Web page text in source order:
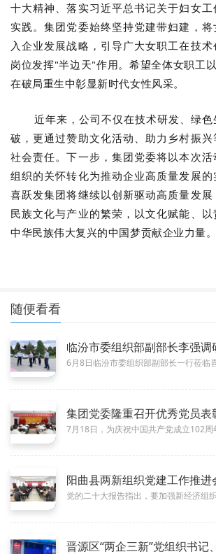
十大精神、落实习近平总书记关于妇女
实践。集团党委始终坚持党建带妇建，
入企业发展战略，引导广大女职工在技
岗位发挥"半边天"作用。希望全体女职工
在破局重生中彰显新时代女性风采。
近年来，公司不仅在技术研发、绿
破，更通过赞助文化活动、助力乡村振
社会责任。下一步，集团党委将以本次
组织的关怀转化为推动企业高质量发展的
喜跃发集团将继续以创新驱动高质量发
民族文化与产业的繁荣，以文化赋能、
中华民族伟大复兴的中国梦贡献企业力量。
随便看看
06-11
08-02 集团党委隆重召开优秀党员表
05-15
11-04